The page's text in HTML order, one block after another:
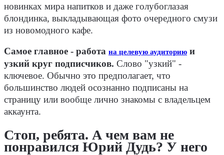
новинках мира напитков и даже голубоглазая
блондинка, выкладывающая фото очередного смузи
из новомодного кафе.
Самое главное - работа на целевую аудиторию и
узкий круг подписчиков. Слово "узкий" -
ключевое. Обычно это предполагает, что
большинство людей осознанно подписаны на
страницу или вообще лично знакомы с владельцем
аккаунта.
Стоп, ребята. А чем вам не
понравился Юрий Дудь? У него